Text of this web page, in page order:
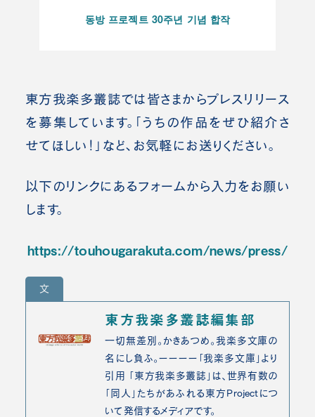
동방 프로젝트 30주년 기념 합작
東方我楽多叢誌では皆さまからプレスリリース
を募集しています。「うちの作品をぜひ紹介さ
せてほしい！」など、お気軽にお送りください。
以下のリンクにあるフォームから入力をお願い
します。
https://touhougarakuta.com/news/press/
文
東方我楽多叢誌編集部
一切無差別。かきあつめ。我楽多文庫の
名にし負ふ。ーーーー「我楽多文庫」より
引用 「東方我楽多叢誌」は、世界有数の
「同人」たちがあふれる東方Projectにつ
いて発信するメディアです。